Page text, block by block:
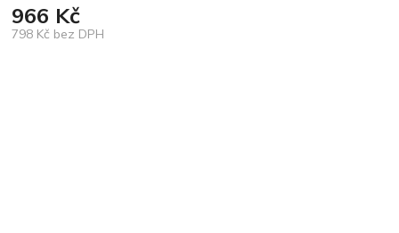
966 Kč
798 Kč bez DPH